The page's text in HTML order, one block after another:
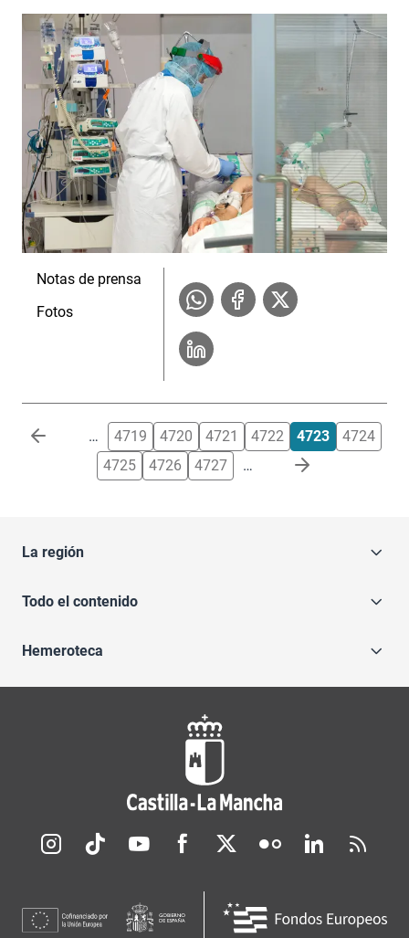
Notas de prensa
Fotos
Paginación … 4719 4720 4721 4722 4723
4724
4725
4726 4727 …
La región
Todo el contenido
Hemeroteca
Redes sociales JCCM